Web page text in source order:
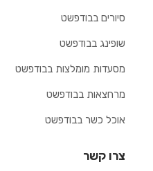
סיורים בבודפשט
שופינג בבודפשט
מסעדות מומלצות בבודפשט
מרחצאות בבודפשט
אוכל כשר בבודפשט
צרו קשר